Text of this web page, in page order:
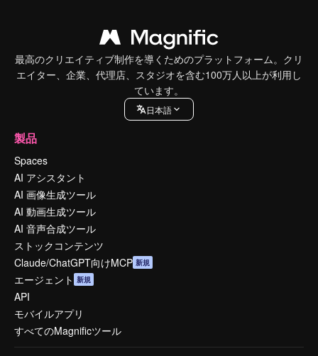
最高のクリエイティブ制作を導くためのプラットフォーム。クリ
エイター、企業、代理店、スタジオを含む100万人以上が利用し
ています。
日本語
製品
Spaces
AI アシスタント
AI 画像生成ツール
AI 動画生成ツール
AI 音声合成ツール
ストックコンテンツ
Claude/ChatGPT向けMCP 新規
エージェント 新規
API
モバイルアプリ
すべてのMagnificツール